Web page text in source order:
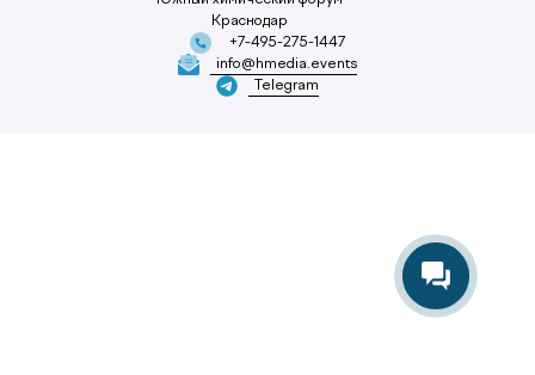
Краснодар
+7-495-275-1447
info@hmedia.events
Telegram